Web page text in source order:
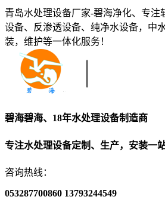
青岛水处理设备厂家-碧海净化、专注
设备、反渗透设备、纯净水设备，中
装，维护等一体化服务！
碧海碧海、18年水处理设备制造商
专注水处理设备定制、生产，安装一
咨询热线：
053287700860 13793244549